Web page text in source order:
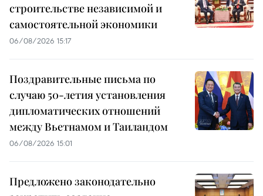
строительстве независимой и
самостоятельной экономики
06/08/2026 15:17
Поздравительные письма по
случаю 50-летия установления
дипломатических отношений
между Вьетнамом и Таиландом
06/08/2026 15:01
Предложено законодательно